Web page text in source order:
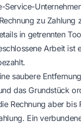
Service-
zu Zahlung
in getrennten
Arbeit ist
saubere
das Grundstück
Rechnung aber bis
Ein